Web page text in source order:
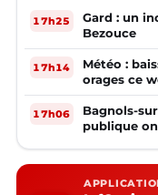
17h25
Gard : un
Bezouce
17h14
Météo :
orages ce
17h06
Bagnols-
publique